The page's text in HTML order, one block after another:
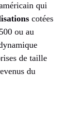
qui
cotées
ou au
de taille
du